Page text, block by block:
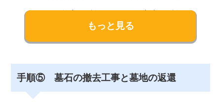
〒511-8601 桑
名市中央町2-37
〒513-8701 鈴
鹿市神戸1-18-18
名張市役所
〒518-0492 名
尾鷲市役所
〒519-3696 尾
手順⑤ 墓石の撤去工事と墓地の返還